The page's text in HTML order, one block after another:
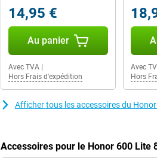
14,95 €
Au panier
Avec TVA
Hors Frais d'expédition
Avec
Hors
Afficher tous les accessoires du
Accessoires pour le Honor 600 Lite